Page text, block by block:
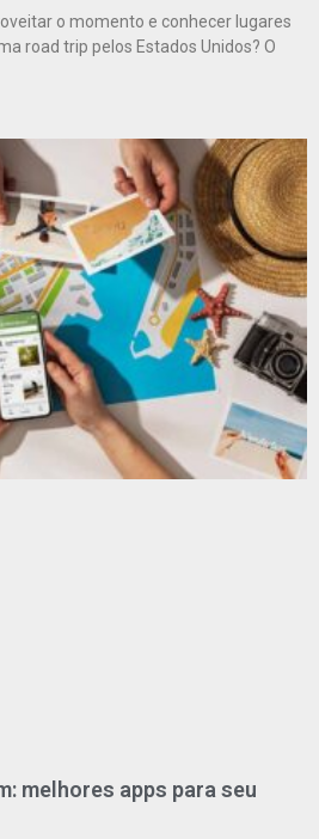
o momento e conhecer lugares
road trip pelos Estados Unidos? O
melhores apps para seu